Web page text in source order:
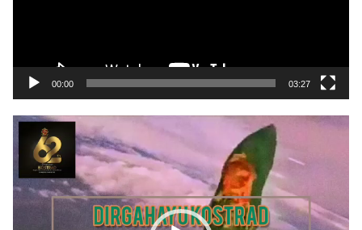
00:00 03:27
Pemutar
Video